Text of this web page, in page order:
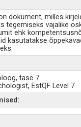
dokument, milles
tegemiseks vajalike
ehk
kasutatakse
tase 7
EstQF Level 7